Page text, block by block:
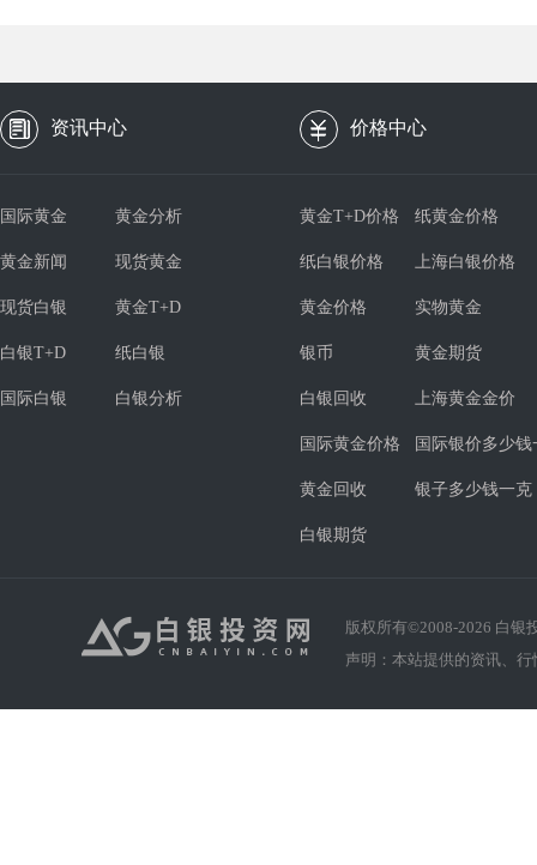
资讯中心 价格中心
国际黄金 黄金分析
黄金新闻 现货黄金
现货白银 黄金T+D
白银T+D 纸白银
国际白银 白银分析
黄金T+D价格 纸黄金价格
纸白银价格 上海白银价格
黄金价格 实物黄金
银币 黄金期货
白银回收 上海黄金金价
国际黄金价格 国际银价多少钱
黄金回收 银子多少钱一克
白银期货
版权所有©2008-2026 白银
声明：本站提供的资讯、